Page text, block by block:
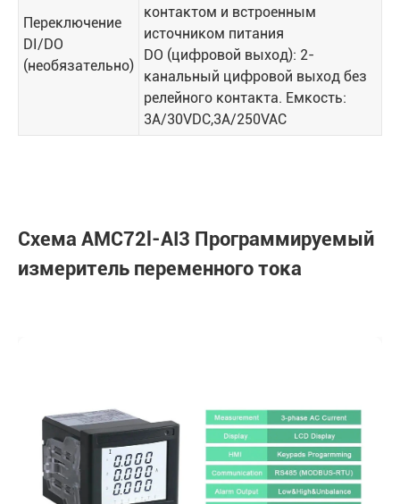
Переключение
DI/DO
(необязательно)
контактом и встроенным
источником питания
DO (цифровой выход): 2-
канальный цифровой выход без
релейного контакта. Емкость:
3A/30VDC,3A/250VAC
Схема AMC72l-AI3 Программируемый
измеритель переменного тока